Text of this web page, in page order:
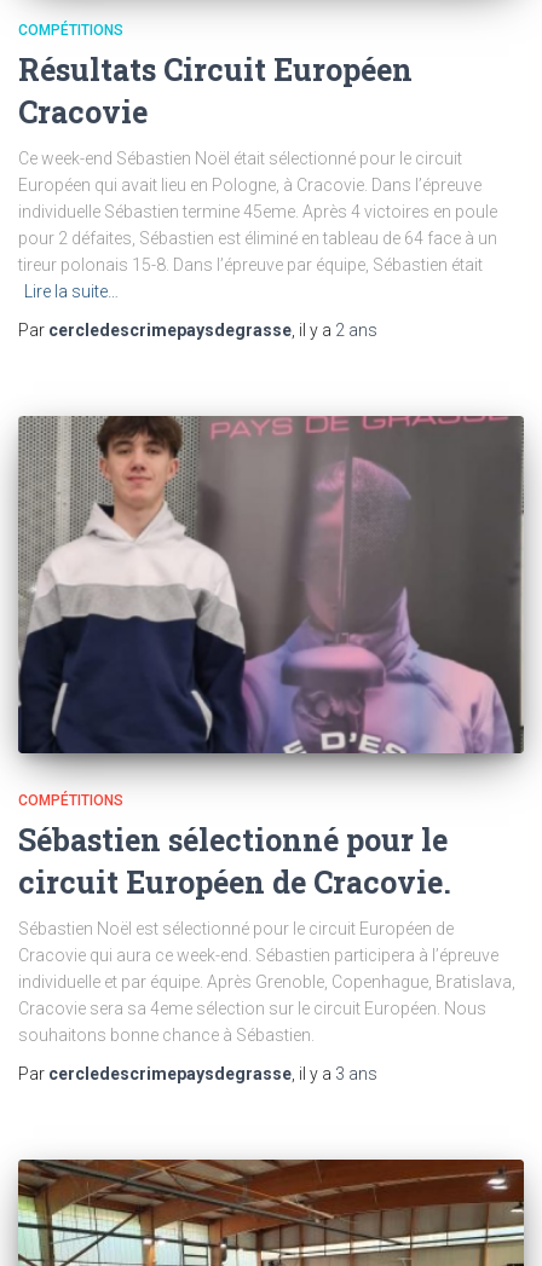
COMPÉTITIONS
Résultats Circuit Européen
Cracovie
Ce week-end Sébastien Noël était sélectionné pour le circuit
Européen qui avait lieu en Pologne, à Cracovie. Dans l’épreuve
individuelle Sébastien termine 45eme. Après 4 victoires en poule
pour 2 défaites, Sébastien est éliminé en tableau de 64 face à un
tireur polonais 15-8. Dans l’épreuve par équipe, Sébastien était
Lire la suite…
Par cercledescrimepaysdegrasse, il y a 2 ans
COMPÉTITIONS
Sébastien sélectionné pour le
circuit Européen de Cracovie.
Sébastien Noël est sélectionné pour le circuit Européen de
Cracovie qui aura ce week-end. Sébastien participera à l’épreuve
individuelle et par équipe. Après Grenoble, Copenhague, Bratislava,
Cracovie sera sa 4eme sélection sur le circuit Européen. Nous
souhaitons bonne chance à Sébastien.
Par cercledescrimepaysdegrasse , il y a 3 ans